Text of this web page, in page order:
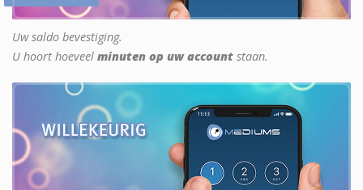
Uw saldo bevestiging.
U hoort hoeveel minuten op uw account staan.